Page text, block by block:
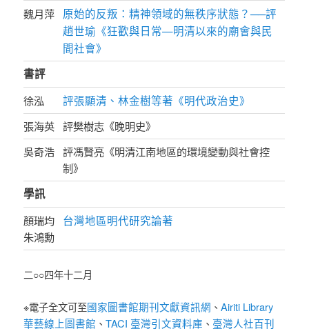
魏月萍
原始的反叛：精神領域的無秩序狀態？──評
趙世瑜《狂歡與日常—明清以來的廟會與民
間社會》
書評
徐泓 評張顯清、林金樹等著《明代政治史》
張海英 評樊樹志《晚明史》
吳奇浩 評馮賢亮《明清江南地區的環境變動與社會控
制》
學訊
顏瑞均
朱鴻勳
台灣地區明代研究論著
二○○四年十二月
※電子全文可至國家圖書館期刊文獻資訊網 、Airiti Library
華藝線上圖書館 、TACI 臺灣引文資料庫 、 臺灣人社百刊